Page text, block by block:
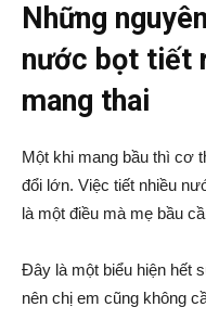
Những
nước bọt tiết
mang thai
Một khi mang bầu thì cơ
đổi lớn. Việc tiết nhiều
là một điều mà mẹ bầu
Đây là một biểu hiện hết
nên chị em cũng không